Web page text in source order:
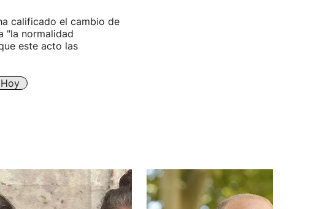
calificado el cambio de
"la normalidad
este acto las